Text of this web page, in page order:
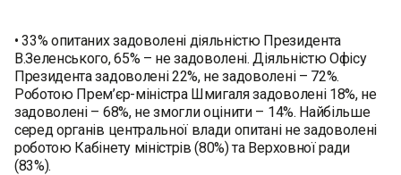
• 33% опитаних задоволені діяльністю Президента
В.Зеленського, 65% – не задоволені. Діяльністю Офісу
Президента задоволені 22%, не задоволені – 72%.
Роботою Прем’єр-міністра Шмигаля задоволені 18%, не
задоволені – 68%, не змогли оцінити – 14%. Найбільше
серед органів центральної влади опитані не задоволені
роботою Кабінету міністрів (80%) та Верховної ради
(83%).